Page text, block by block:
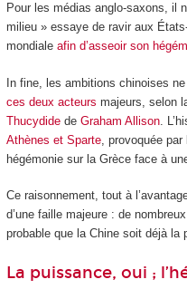
Pour les médias anglo-saxons, il
milieu » essaye de ravir aux
mondiale afin d’asseoir son
In fine, les ambitions chinoises
ces deux acteurs majeurs, selon
Thucydidede Graham Allison.
Athènes et Sparte, provoquée par
hégémonie sur la Grèce face à
Ce raisonnement, tout à
d’une faille majeure : de
probable que la Chine soit déjà la
La puissance, oui ;